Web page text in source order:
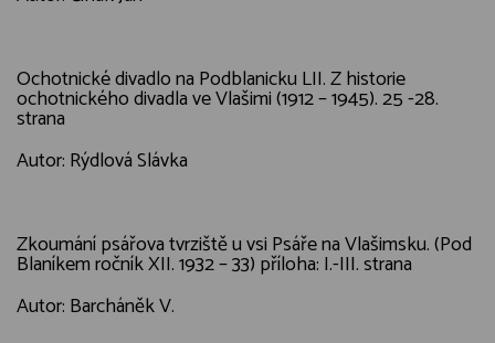
Ochotnické divadlo na Podblanicku LII. Z historie
ochotnického divadla ve Vlašimi (1912 – 1945). 25 -28.
strana
Autor: Rýdlová Slávka
Zkoumání psářova tvrziště u vsi Psáře na Vlašimsku. (Pod
Blaníkem ročník XII. 1932 – 33) příloha: I.-III. strana
Autor: Barcháněk V.